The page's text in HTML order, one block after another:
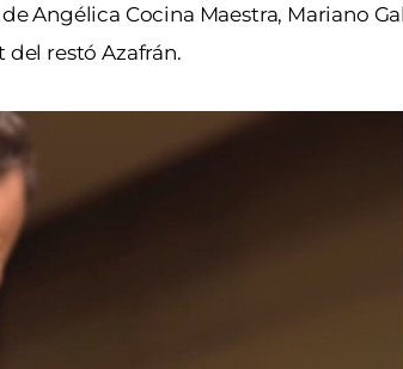
Angélica Cocina Maestra, Mariano
del restó Azafrán.